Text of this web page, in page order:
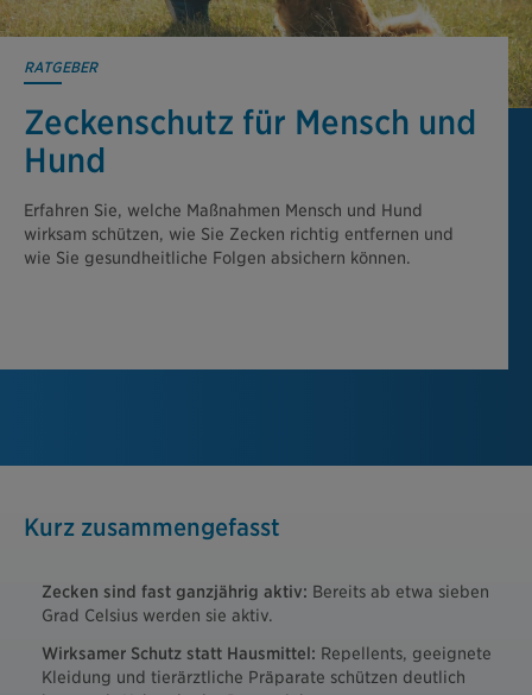
RATGEBER
Zeckenschutz für Mensch und
Hund
Erfahren Sie, welche Maßnahmen Mensch und Hund
wirksam schützen, wie Sie Zecken richtig entfernen und
wie Sie gesundheitliche Folgen absichern können.
Kurz zusammengefasst
Zecken sind fast ganzjährig aktiv: Bereits ab etwa sieben
Grad Celsius werden sie aktiv.
Wirksamer Schutz statt Hausmittel: Repellents, geeignete
Kleidung und tierärztliche Präparate schützen deutlich